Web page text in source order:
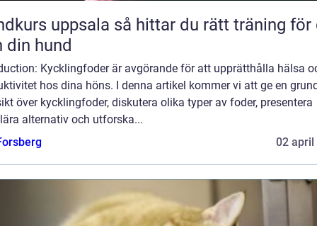
så hittar du rätt träning för dig
din hund
Kycklingfoder är avgörande för att upprätthålla hälsa
hos dina höns. I denna artikel kommer vi att ge en
över kycklingfoder, diskutera olika typer av foder, presentera
alternativ och utforska...
02 april